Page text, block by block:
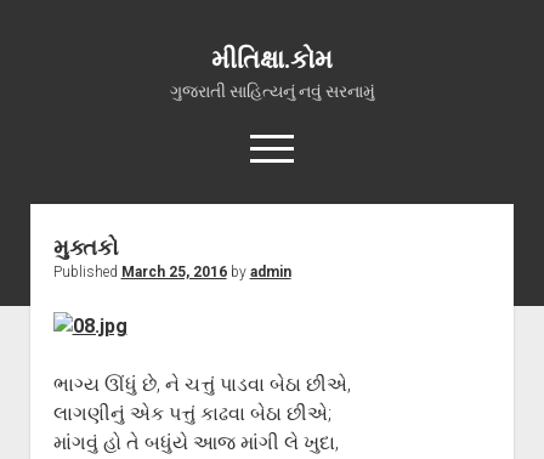
મીતિક્ષા.કોમ
ગુજરાતી સાહિત્યનું નવું સરનામું
open
menu
facebookyoutubehello@mitixa.com
સ્વાગત
ગુજરાતી ગઝલો
ગીત, પ્રાર્થના અને ભજન
મુક્તકો
Published March 25, 2016by admin
ભાગ્ય ઊંધું છે, ને ચત્તું પાડવા બેઠા છીએ,
લાગણીનું એક પત્તું કાઢવા બેઠા છીએ;
માંગવું હો તે બધુંયે આજ માંગી લે ખુદા,